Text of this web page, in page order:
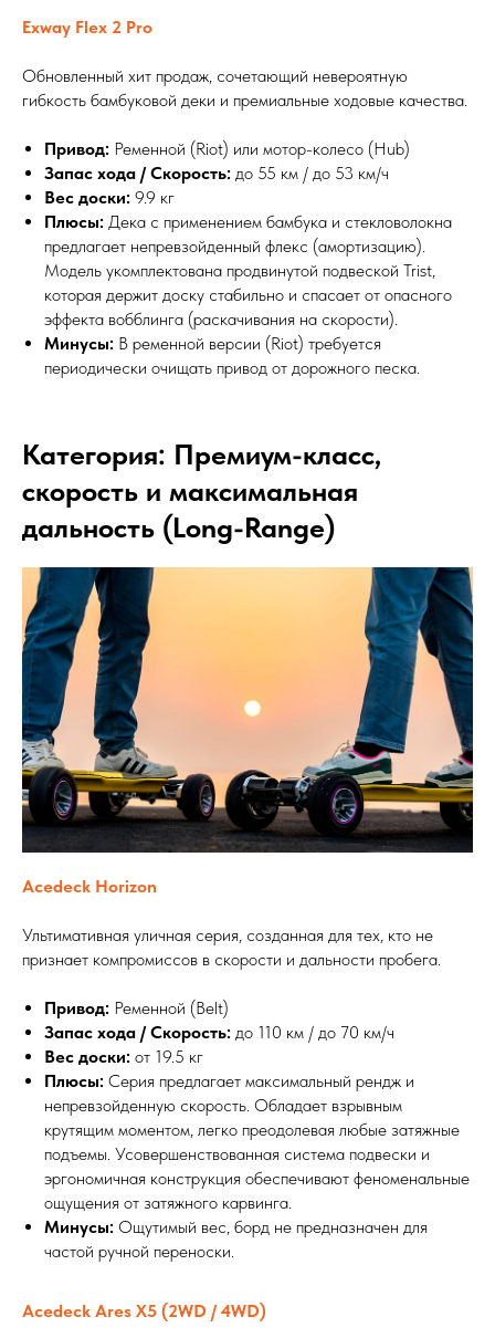
Exway Flex 2 Pro
Обновленный хит продаж, сочетающий невероятную
гибкость бамбуковой деки и премиальные ходовые качества.
Привод: Ременной (Riot) или мотор-колесо (Hub)
Запас хода / Скорость: до 55 км / до 53 км/ч
Вес доски: 9.9 кг
Плюсы: Дека с применением бамбука и стекловолокна
предлагает непревзойденный флекс (амортизацию).
Модель укомплектована продвинутой подвеской Trist,
которая держит доску стабильно и спасает от опасного
эффекта вобблинга (раскачивания на скорости).
Минусы: В ременной версии (Riot) требуется
периодически очищать привод от дорожного песка.
Категория: Премиум-класс,
скорость и максимальная
дальность (Long-Range)
Acedeck Horizon
Ультимативная уличная серия, созданная для тех, кто не
признает компромиссов в скорости и дальности пробега.
Привод: Ременной (Belt)
Запас хода / Скорость: до 110 км / до 70 км/ч
Вес доски: от 19.5 кг
Плюсы: Серия предлагает максимальный рендж и
непревзойденную скорость. Обладает взрывным
крутящим моментом, легко преодолевая любые затяжные
подъемы. Усовершенствованная система подвески и
эргономичная конструкция обеспечивают феноменальные
ощущения от затяжного карвинга.
Минусы: Ощутимый вес, борд не предназначен для
частой ручной переноски.
Acedeck Ares X5 (2WD / 4WD)